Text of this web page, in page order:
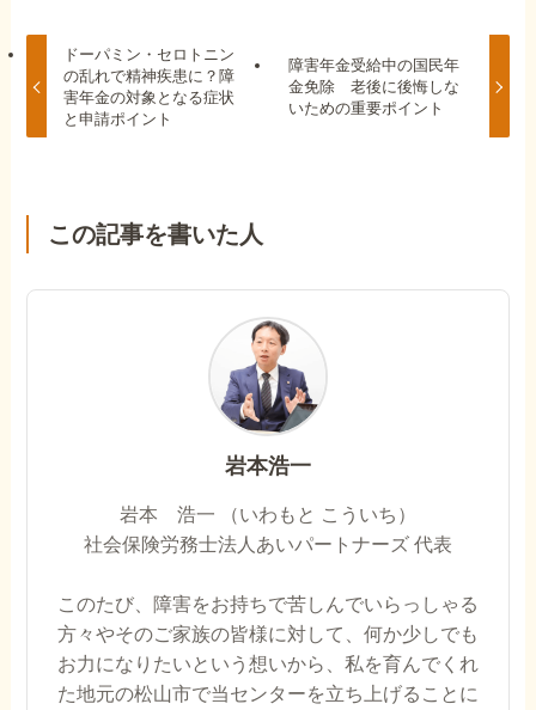
ドーパミン・セロトニン
の乱れで精神疾患に？障
害年金の対象となる症状
と申請ポイント
障害年金受給中の国民年
金免除 老後に後悔しな
いための重要ポイント
この記事を書いた人
岩本浩一
岩本 浩一 （いわもと こういち）
社会保険労務士法人あいパートナーズ 代表
このたび、障害をお持ちで苦しんでいらっしゃる
方々やそのご家族の皆様に対して、何か少しでも
お力になりたいという想いから、私を育んでくれ
た地元の松山市で当センターを立ち上げることに